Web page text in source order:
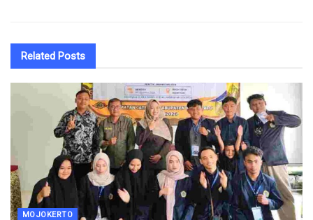
Related Posts
MOJOKERTO